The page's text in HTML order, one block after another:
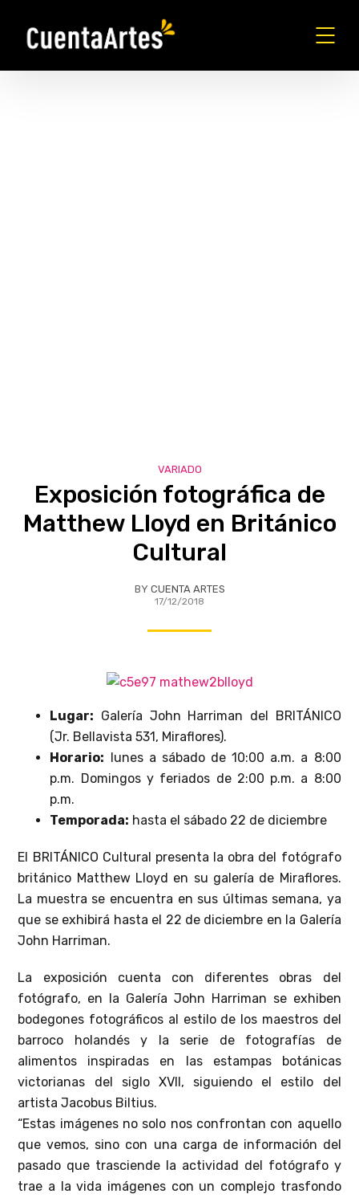
VARIADO
Exposición fotográfica de
Matthew Lloyd en Británico
Cultural
BY CUENTA ARTES
17/12/2018
Lugar: Galería John Harriman del BRITÁNICO
(Jr. Bellavista 531, Miraflores).
Horario: lunes a sábado de 10:00 a.m. a 8:00
p.m. Domingos y feriados de 2:00 p.m. a 8:00
p.m.
Temporada: hasta el sábado 22 de diciembre
El BRITÁNICO Cultural presenta la obra del fotógrafo
británico Matthew Lloyd en su galería de Miraflores.
La muestra se encuentra en sus últimas semana, ya
que se exhibirá hasta el 22 de diciembre en la Galería
John Harriman.
La exposición cuenta con diferentes obras del
fotógrafo, en la Galería John Harriman se exhiben
bodegones fotográficos al estilo de los maestros del
barroco holandés y la serie de fotografías de
alimentos inspiradas en las estampas botánicas
victorianas del siglo XVII, siguiendo el estilo del
artista Jacobus Biltius.
“Estas imágenes no solo nos confrontan con aquello
que vemos, sino con una carga de información del
pasado que trasciende la actividad del fotógrafo y
trae a la vida imágenes con un complejo trasfondo